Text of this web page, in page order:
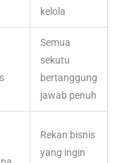
kelola
Semua
sekutu
bertanggung
jawab penuh
Rekan bisnis
yang ingin